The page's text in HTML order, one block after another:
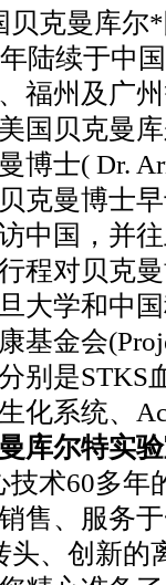
贝克曼库尔
陆续于中
、福州及广
国贝克曼
博士( Dr.
克曼博士
中国，并
程对贝克
大学和中
基金会
别是STKS
化系统、
库尔特实
技术60多年
售、服务
头、创新的